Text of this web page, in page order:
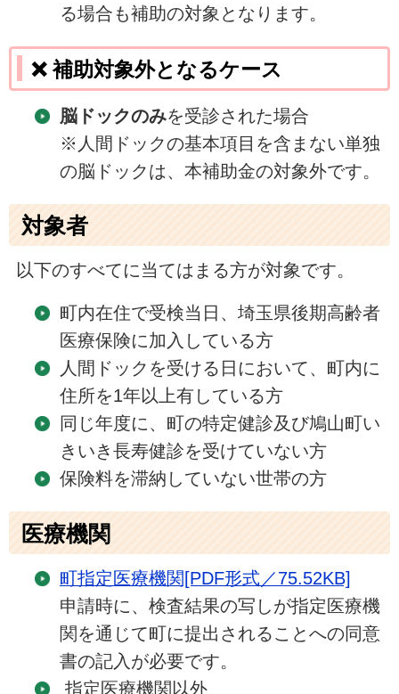
る場合も補助の対象となります。
❌ 補助対象外となるケース
脳ドックのみを受診された場合
※人間ドックの基本項目を含まない単独
の脳ドックは、本補助金の対象外です。
対象者
以下のすべてに当てはまる方が対象です。
町内在住で受検当日、埼玉県後期高齢者
医療保険に加入している方
人間ドックを受ける日において、町内に
住所を1年以上有している方
同じ年度に、町の特定健診及び鳩山町い
きいき長寿健診を受けていない方
保険料を滞納していない世帯の方
医療機関
町指定医療機関[PDF形式／75.52KB]
申請時に、検査結果の写しが指定医療機
関を通じて町に提出されることへの同意
書の記入が必要です。
指定医療機関以外